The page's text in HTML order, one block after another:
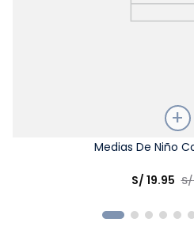
Medias De Niño
S/19.95 S/